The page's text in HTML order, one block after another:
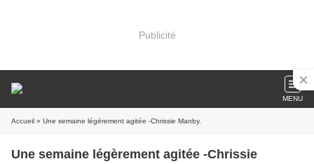
Publicité
MENU
Accueil » Une semaine légèrement agitée -Chrissie Manby.
Une semaine légèrement agitée -Chrissie